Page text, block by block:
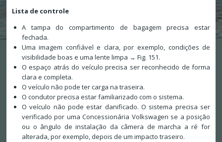
Lista de controle
A tampa do compartimento de bagagem precisa estar
fechada.
Uma imagem confiável e clara, por exemplo, condições de
visibilidade boas e uma lente limpa → Fig. 151.
O espaço atrás do veículo precisa ser reconhecido de forma
clara e completa.
O veículo não pode ter carga na traseira.
O condutor precisa estar familiarizado com o sistema.
O veículo não pode estar danificado. O sistema precisa ser
verificado por uma Concessionária Volkswagen se a posição
ou o ângulo de instalação da câmera de marcha a ré for
alterada, por exemplo, depois de um impacto traseiro.